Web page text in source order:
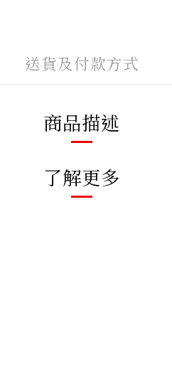
送貨及付款方式
商品描述
了解更多